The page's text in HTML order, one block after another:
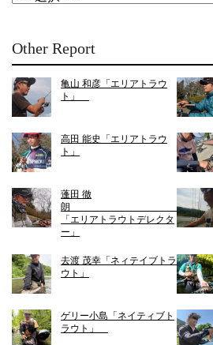
Other Report
亀山 和彦「エリアトラウ
ト」
高田 能史「エリアトラウ
ト」
蓬田 徹
朗
「エリアトラウトデレクタ
ー」
去渡 茂幸「ネィテイブトラ
ウト」
ゲリー小島「ネイティブト
ラウト」